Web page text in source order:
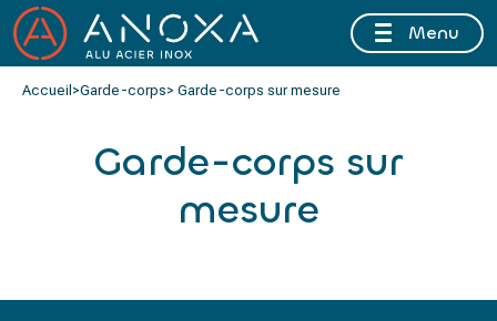
FERMETURE ESTIVALE DU 10 AU 16 AOÛT 2026 INCLUSMenu
Accueil >Garde-corps> Garde-corps sur mesure
Garde-corps sur
mesure